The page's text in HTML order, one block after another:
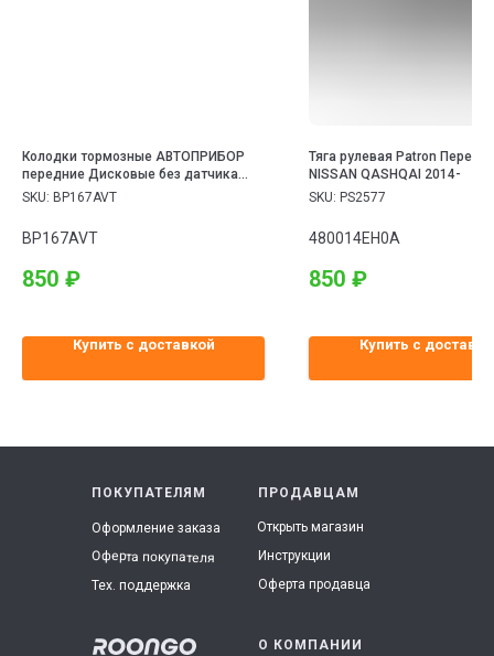
Колодки тормозные АВТОПРИБОР
передние Дисковые без датчика
износа Renault Logan II (12-)
SKU: BP167AVT
BP167AVT
850 ₽
Купить с доставкой
Тяга рулевая Patron
NISSAN QASHQAI 2014-
SKU: PS2577
480014EH0A
850 ₽
Купить с
ПРОДАВЦАМ
Оферта продавца
Инструкции
Открыть магазин
ПОКУПАТЕЛЯМ
Тех. поддержка
Оферта покупателя
Оформление заказа
О КОМПАНИИ